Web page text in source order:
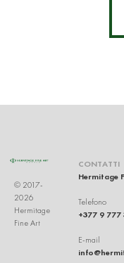
© 2017-
2026
Hermitage
Fine Art
CONTATTI
Hermitage
Telefono
+377 9 777
E-mail